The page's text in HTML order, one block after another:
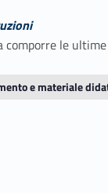
le
e materiale